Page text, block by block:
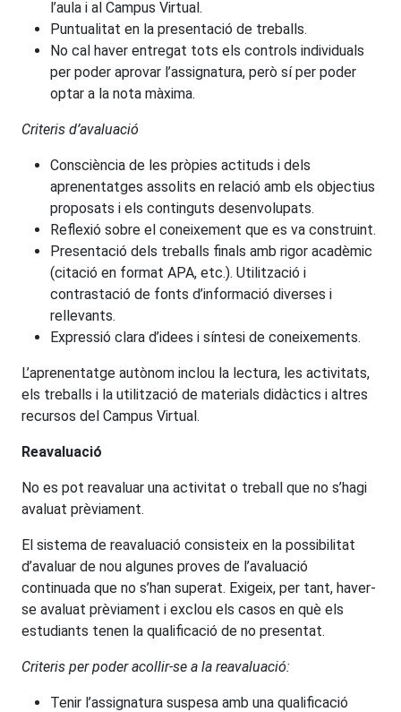
l’aula i al Campus Virtual.
Puntualitat en la presentació de treballs.
No cal haver entregat tots els controls individuals
per poder aprovar l’assignatura, però sí per poder
optar a la nota màxima.
Criteris d’avaluació
Consciència de les pròpies actituds i dels
aprenentatges assolits en relació amb els objectius
proposats i els continguts desenvolupats.
Reflexió sobre el coneixement que es va construint.
Presentació dels treballs finals amb rigor acadèmic
(citació en format APA, etc.). Utilització i
contrastació de fonts d’informació diverses i
rellevants.
Expressió clara d’idees i síntesi de coneixements.
L’aprenentatge autònom inclou la lectura, les activitats,
els treballs i la utilització de materials didàctics i altres
recursos del Campus Virtual.
Reavaluació
No es pot reavaluar una activitat o treball que no s’hagi
avaluat prèviament.
El sistema de reavaluació consisteix en la possibilitat
d’avaluar de nou algunes proves de l’avaluació
continuada que no s’han superat. Exigeix, per tant, haver-
se avaluat prèviament i exclou els casos en què els
estudiants tenen la qualificació de no presentat.
Criteris per poder acollir-se a la reavaluació:
Tenir l’assignatura suspesa amb una qualificació